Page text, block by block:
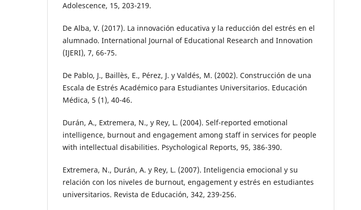
Adolescence, 15, 203-219.
De Alba, V. (2017). La innovación educativa y la reducción del estrés en el
alumnado. International Journal of Educational Research and Innovation
(IJERI), 7, 66-75.
De Pablo, J., Baillès, E., Pérez, J. y Valdés, M. (2002). Construcción de una
Escala de Estrés Académico para Estudiantes Universitarios. Educación
Médica, 5 (1), 40-46.
Durán, A., Extremera, N., y Rey, L. (2004). Self-reported emotional
intelligence, burnout and engagement among staff in services for people
with intellectual disabilities. Psychological Reports, 95, 386-390.
Extremera, N., Durán, A. y Rey, L. (2007). Inteligencia emocional y su
relación con los niveles de burnout, engagement y estrés en estudiantes
universitarios. Revista de Educación, 342, 239-256.